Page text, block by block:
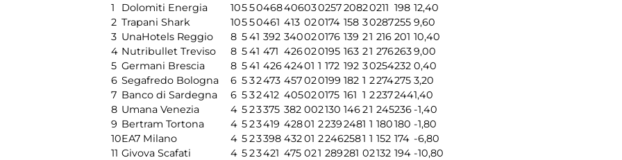
1
Dolomiti Energia 1055046840603025720820211 198 12,40
2 Trapani Shark 10550461 413 020174 158 30287255 9,60
3 UnaHotels Reggio 8 541 392 340020176 139 21 216 201 10,40
4 Nutribullet Treviso 8 541 471 426020195 163 21 2762639,00
5 Germani Brescia 8 541 42642401 1 172 192 30254232 0,40
6 Segafredo Bologna 6 532473 457020199 182 1 2274275 3,20
7 Banco di Sardegna 6 532412 405020175 161 1 22372441,40
8 Umana Venezia 4 523375 382 002130 14621 245236 -1,40
9 Bertram Tortona 4 523419 42801 22392481 1 180180 -1,80
10EA7 Milano 4 523398 43201 22462581 1 152 174 -6,80
11 Givova Scafati 4 523421 475 021 289281 02132 194 -10,80